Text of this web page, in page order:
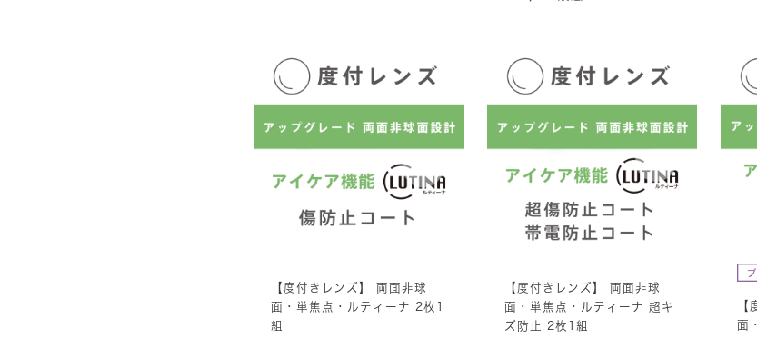
【度付きレンズ】 両面非球
面・単焦点・ルティーナ 2枚1
組
【度付きレンズ】 両面非球
面・単焦点・ルティーナ 超キ
ズ防止 2枚1組
面